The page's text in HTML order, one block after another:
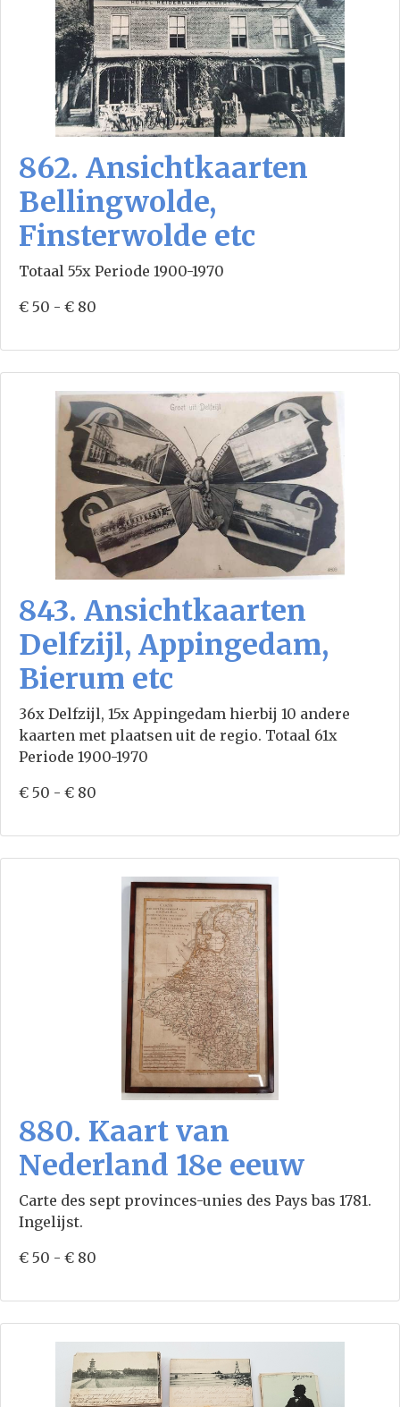
862. Ansichtkaarten
Bellingwolde,
Finsterwolde etc
Totaal 55x Periode 1900-1970
€ 50 - € 80
843. Ansichtkaarten
Delfzijl, Appingedam,
Bierum etc
36x Delfzijl, 15x Appingedam hierbij 10 andere
kaarten met plaatsen uit de regio. Totaal 61x
Periode 1900-1970
€ 50 - € 80
880. Kaart van
Nederland 18e eeuw
Carte des sept provinces-unies des Pays bas 1781.
Ingelijst.
€ 50 - € 80